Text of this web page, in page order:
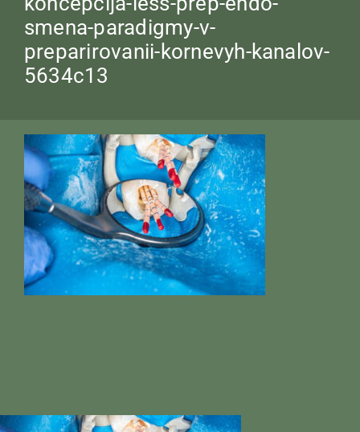
smena-paradigmy-v-
preparirovanii-kornevyh-kanalov-
5634c13